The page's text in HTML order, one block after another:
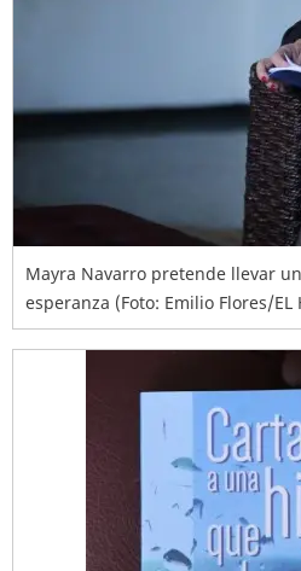
Mayra Navarro pretende llevar
esperanza (Foto: Emilio Flores/EL